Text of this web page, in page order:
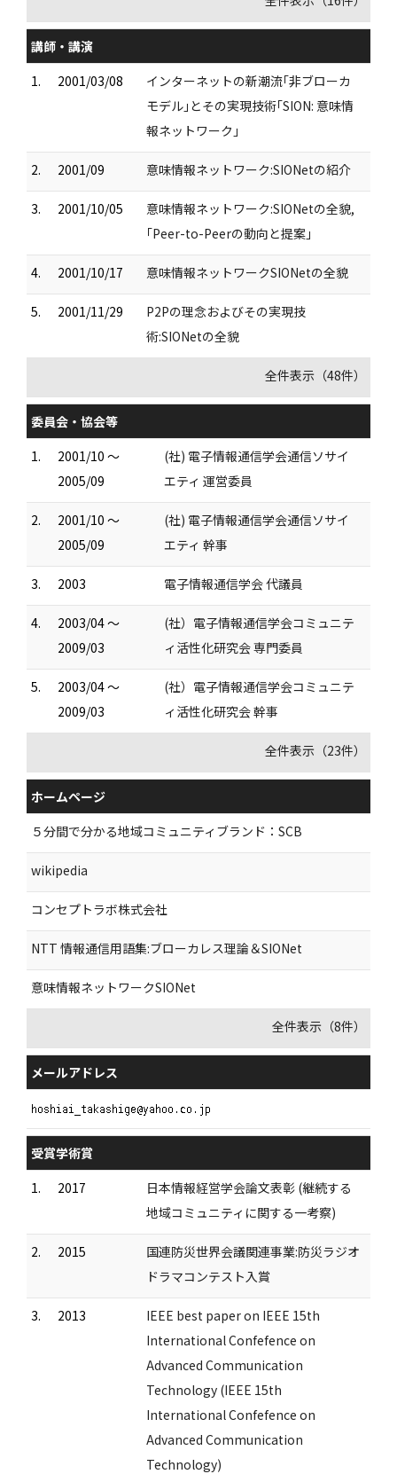
講師・講演
1.
2001/03/08
インターネットの新潮流｢非ブローカ
モデル｣とその実現技術｢SION: 意味情
報ネットワーク｣
2. 2001/09 意味情報ネットワーク:SIONetの紹介
3. 2001/10/05
意味情報ネットワーク:SIONetの全貌,
｢Peer-to-Peerの動向と提案｣
4. 2001/10/17 意味情報ネットワークSIONetの全貌
5. 2001/11/29
P2Pの理念およびその実現技
術:SIONetの全貌
全件表示（48件）
委員会・協会等
1.
2001/10 ～
2005/09
(社) 電子情報通信学会通信ソサイ
エティ 運営委員
2.
2001/10 ～
2005/09
(社) 電子情報通信学会通信ソサイ
エティ 幹事
3. 2003 電子情報通信学会 代議員
4.
2003/04 ～
2009/03
(社）電子情報通信学会コミュニテ
ィ活性化研究会 専門委員
5.
2003/04 ～
2009/03
(社）電子情報通信学会コミュニテ
ィ活性化研究会 幹事
全件表示（23件）
ホームページ
５分間で分かる地域コミュニティブランド：SCB
wikipedia
コンセプトラボ株式会社
NTT 情報通信用語集:ブローカレス理論＆SIONet
意味情報ネットワークSIONet
全件表示（8件）
メールアドレス
受賞学術賞
1.
2017
日本情報経営学会論文表彰 (継続する
地域コミュニティに関する一考察)
2. 2015
国連防災世界会議関連事業:防災ラジオ
ドラマコンテスト入賞
3. 2013
IEEE best paper on IEEE 15th
International Confefence on
Advanced Communication
Technology (IEEE 15th
International Confefence on
Advanced Communication
Technology)